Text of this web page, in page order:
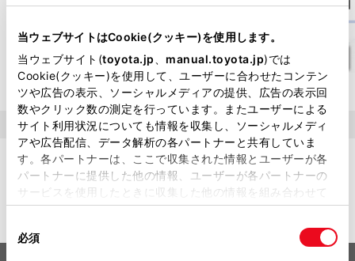
当ウェブサイトはCookie(クッキー)を使用します。
当ウェブサイト(toyota.jp manual.toyota.jp)では
Cookie(クッキー)を使用して、ユーザーに合わせたコンテン
ツや広告の表示、ソーシャルメディアの提供、広告の表示回
数やクリック数の測定を行っています。またユーザーによる
サイト利用状況についても情報を収集し、ソーシャルメディ
アや広告配信、データ解析の各パートナーと共有していま
す。各パートナーは、ここで収集された情報とユーザーが各
パートナーに提供した他の情報、ユーザーが各パートナーの
サービスを使用したときに収集した他の情報を組み合わせて
使用することがあります。当ウェブサイトの使用を続行する
意
必須
現在選択中のメーカー： 日野
ボディタイプから探す